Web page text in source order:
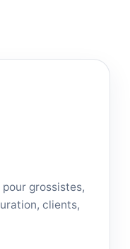
grossistes,
clients,